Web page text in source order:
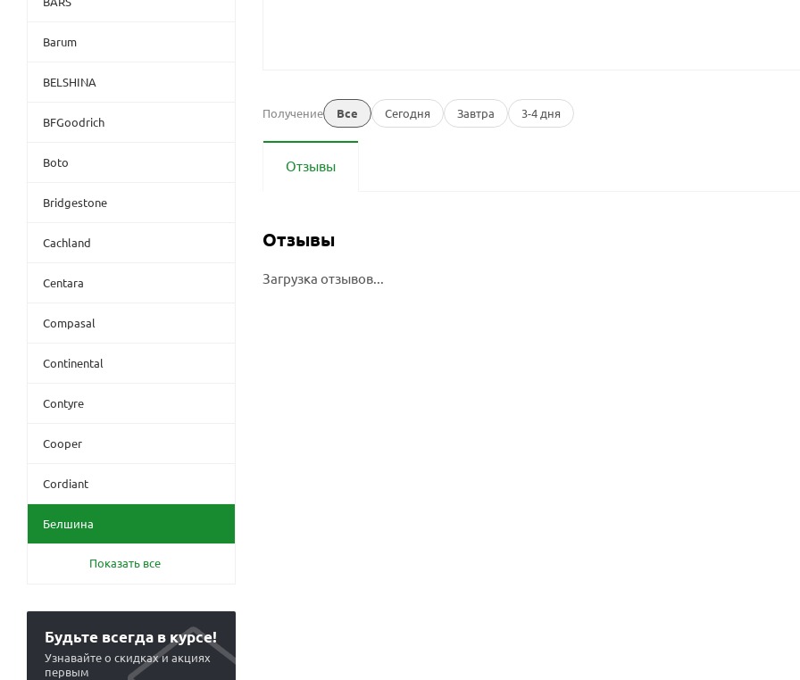
Получение Все Сегодня Завтра 3-4 дня
Отзывы
Отзывы
Загрузка отзывов...
Barum
BELSHINA
BFGoodrich
Boto
Bridgestone
Cachland
Centara
Compasal
Continental
Contyre
Cooper
Cordiant
Белшина
Показать все
Будьте всегда в курсе!
Узнавайте о скидках и акциях
первым